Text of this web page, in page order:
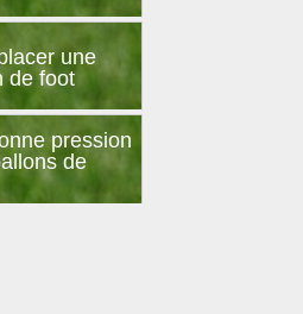
une
de foot
pression
de